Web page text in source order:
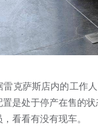
雷克萨斯店内的工作
是处于停产在售的
看看有没有现车。